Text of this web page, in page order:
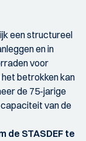
een structureel
en in
voor
betrokken kan
de 75-jarige
van de
de STASDEF te